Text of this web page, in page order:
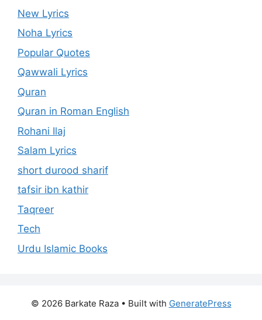
New Lyrics
Noha Lyrics
Popular Quotes
Qawwali Lyrics
Quran
Quran in Roman English
Rohani Ilaj
Salam Lyrics
short durood sharif
tafsir ibn kathir
Taqreer
Tech
Urdu Islamic Books
© 2026 Barkate Raza• Built with GeneratePress